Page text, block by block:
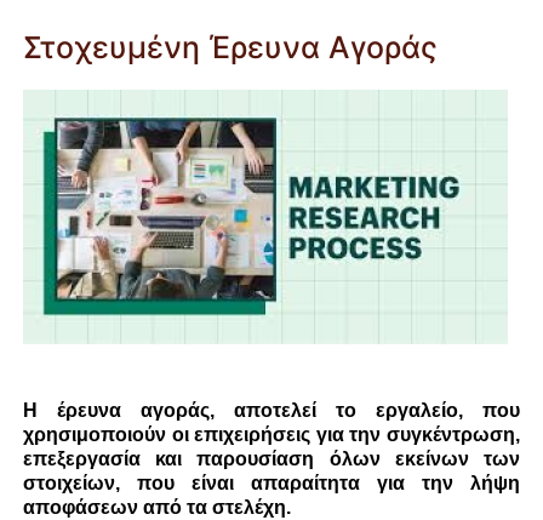
Στοχευμένη Έρευνα Αγοράς
Η έρευνα αγοράς, αποτελεί το εργαλείο, που
χρησιμοποιούν οι επιχειρήσεις για την συγκέντρωση,
επεξεργασία και παρουσίαση όλων εκείνων των
στοιχείων, που είναι απαραίτητα για την λήψη
αποφάσεων από τα στελέχη.